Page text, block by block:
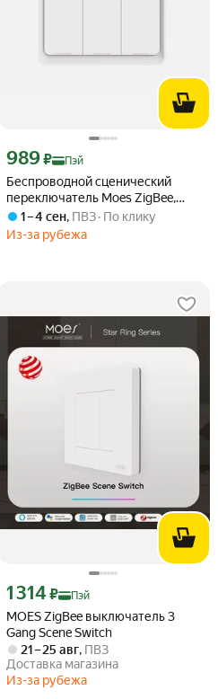
Беспроводной сценический
переключатель Moes ZigBee,
ручная кнопка с 12 режимами
управления, 3 Gang White Switch,
Цена с картой Яндекс Пэй 989 ₽ вместо
989₽ Пэй
1 – 4 сен, ПВЗ По клику
Из-за рубежа
MOES ZigBee выключатель 3
Gang Scene Switch
Цена с картой Яндекс Пэй 1314 ₽ вместо
1 314 ₽ Пэй
21 – 25 авг, ПВЗ
Доставка магазина
Из-за рубежа